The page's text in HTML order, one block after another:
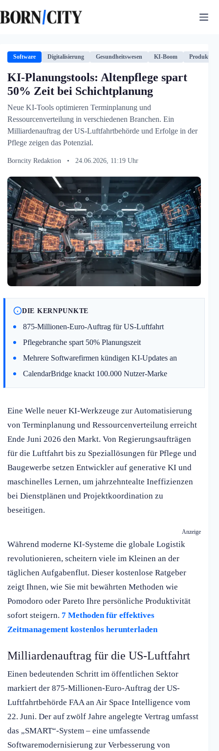
Inhalt
springen
Software Digitalisierung Gesundheitswesen KI-Boom
KI-Planungstools: Altenpflege spart
50% Zeit bei Schichtplanung
Neue KI-Tools optimieren Terminplanung und
Ressourcenverteilung in verschiedenen Branchen. Ein
Milliardenauftrag der US-Luftfahrtbehörde und Erfolge in der
Pflege zeigen das Potenzial.
Borncity Redaktion • 24.06.2026, 11:19 Uhr
DIE KERNPUNKTE
875-Millionen-Euro-Auftrag für US-Luftfahrt
Pflegebranche spart 50% Planungszeit
Mehrere Softwarefirmen kündigen KI-Updates an
CalendarBridge knackt 100.000 Nutzer-Marke
Eine Welle neuer KI-Werkzeuge zur Automatisierung
von Terminplanung und Ressourcenverteilung erreicht
Ende Juni 2026 den Markt. Von Regierungsaufträgen
für die Luftfahrt bis zu Speziallösungen für Pflege und
Baugewerbe setzen Entwickler auf generative KI und
maschinelles Lernen, um jahrzehntealte Ineffizienzen
bei Dienstplänen und Projektkoordination zu
beseitigen.
Anzeige
Während moderne KI-Systeme die globale Logistik
revolutionieren, scheitern viele im Kleinen an der
täglichen Aufgabenflut. Dieser kostenlose Ratgeber
zeigt Ihnen, wie Sie mit bewährten Methoden wie
Pomodoro oder Pareto Ihre persönliche Produktivität
sofort steigern. 7 Methoden für effektives
Zeitmanagement kostenlos herunterladen
Milliardenauftrag für die US-Luftfahrt
Einen bedeutenden Schritt im öffentlichen Sektor
markiert der 875-Millionen-Euro-Auftrag der US-
Luftfahrtbehörde FAA an Air Space Intelligence vom
22. Juni. Der auf zwölf Jahre angelegte Vertrag umfasst
das „SMART“-System – eine umfassende
Softwaremodernisierung zur Verbesserung von